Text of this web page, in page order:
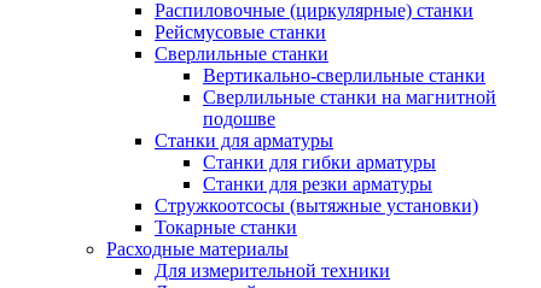
Распиловочные (циркулярные) станки
Рейсмусовые станки
Сверлильные станки
Вертикально-сверлильные станки
Сверлильные станки на магнитной
подошве
Станки для арматуры
Станки для гибки арматуры
Станки для резки арматуры
Стружкоотсосы (вытяжные установки)
Токарные станки
Расходные материалы
Для измерительной техники